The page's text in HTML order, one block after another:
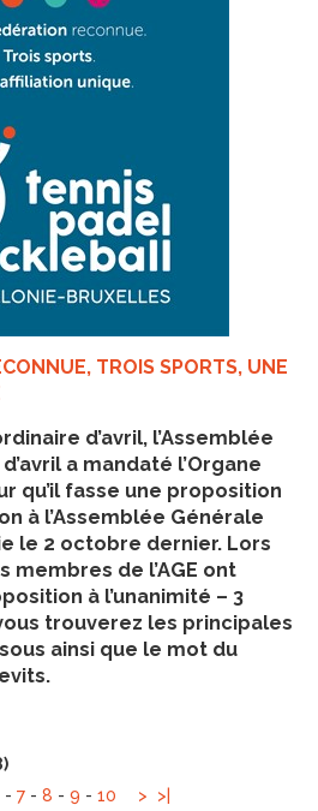
TROIS SPORTS, UNE
d’avril, l’Assemblée
a mandaté l’Organe
qu’il fasse une proposition
à l’Assemblée Générale
le 2 octobre dernier. Lors
membres de l’AGE ont
à l’unanimité – 3
trouverez les principales
ainsi que le mot du
- 7 - 8 - 9 - 10 > >|